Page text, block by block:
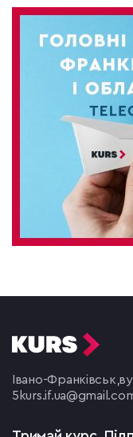
Івано-Франківськ,
5